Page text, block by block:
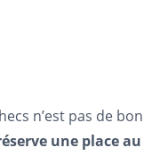
n’est pas de
une place